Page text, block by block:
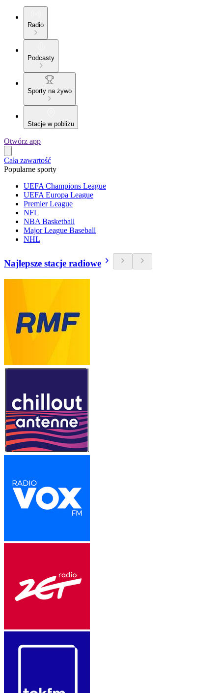
Radio
Podcasty
Sporty na żywo
Stacje w pobliżu
Otwórz app
Cała zawartość
Popularne sporty
UEFA Champions League
UEFA Europa League
Premier League
NFL
NBA Basketball
Major League Baseball
NHL
Najlepsze stacje radiowe